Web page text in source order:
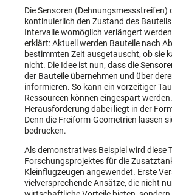
Die Sensoren (Dehnungsmessstreifen)
kontinuierlich den Zustand des
Intervalle womöglich verlängert
erklärt: Aktuell werden Bauteile nach
bestimmten Zeit ausgetauscht, ob sie
nicht. Die Idee ist nun, dass die
der Bauteile übernehmen und über
informieren. So kann ein vorzeitiger
Ressourcen können eingespart
Herausforderung dabei liegt in der
Denn die Freiform-Geometrien lassen
bedrucken.
Als demonstratives Beispiel wird diese
Forschungsprojektes für die
Kleinflugzeugen angewendet. Erste
vielversprechende Ansätze, die nicht